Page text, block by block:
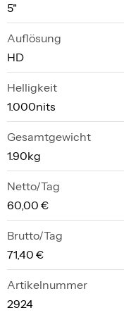
5"
Auflösung
HD
Helligkeit
1.000nits
Gesamtgewicht
1.90kg
Netto/Tag
60,00 €
Brutto/Tag
71,40 €
Artikelnummer
2924